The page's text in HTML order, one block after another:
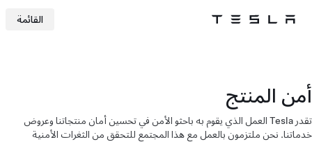
Tesla القائمة
أمن المنتج
تقدر Tesla العمل الذي يقوم به باحثو الأمن في تحسين أمان منتجاتنا وعروض
خدماتنا. نحن ملتزمون بالعمل مع هذا المجتمع للتحقق من الثغرات الأمنية